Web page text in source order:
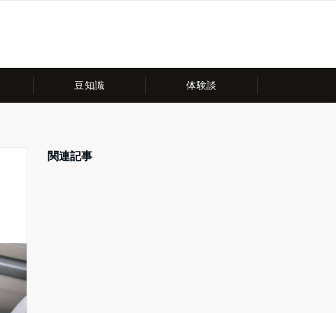
豆知識 体験談
関連記事